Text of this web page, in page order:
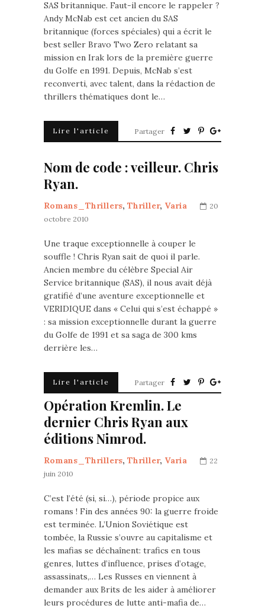
SAS britannique. Faut-il encore le rappeler ?
Andy McNab est cet ancien du SAS
britannique (forces spéciales) qui a écrit le
best seller Bravo Two Zero relatant sa
mission en Irak lors de la première guerre
du Golfe en 1991. Depuis, McNab s’est
reconverti, avec talent, dans la rédaction de
thrillers thématiques dont le…
Lire l'article Partager
Nom de code : veilleur. Chris
Ryan.
Romans_Thrillers, Thriller, Varia
20
octobre 2010
Une traque exceptionnelle à couper le
souffle ! Chris Ryan sait de quoi il parle.
Ancien membre du célèbre Special Air
Service britannique (SAS), il nous avait déjà
gratifié d’une aventure exceptionnelle et
VERIDIQUE dans « Celui qui s’est échappé »
: sa mission exceptionnelle durant la guerre
du Golfe de 1991 et sa saga de 300 kms
derrière les…
Lire l'article Partager
Opération Kremlin. Le
dernier Chris Ryan aux
éditions Nimrod.
Romans_Thrillers, Thriller, Varia
22
juin 2010
C’est l’été (si, si…), période propice aux
romans ! Fin des années 90: la guerre froide
est terminée. L’Union Soviétique est
tombée, la Russie s’ouvre au capitalisme et
les mafias se déchaînent: trafics en tous
genres, luttes d’influence, prises d’otage,
assassinats,… Les Russes en viennent à
demander aux Brits de les aider à améliorer
leurs procédures de lutte anti-mafia de…